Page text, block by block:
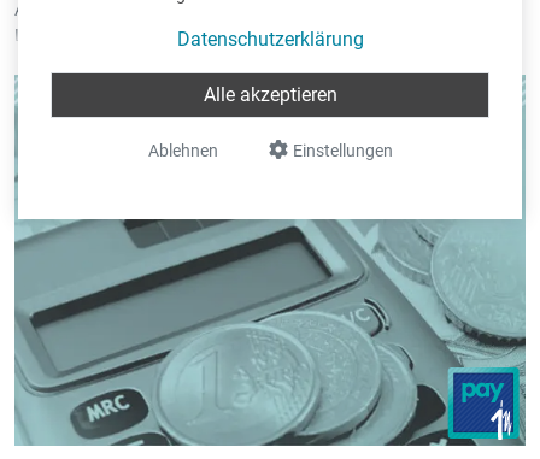
Datenschutzerklärung
Einstellungen
Ablehnen
Alle akzeptieren
Am 12. November 2015 findet ein Praktiker-Seminar zum Thema
Lohnbuchhaltung Luxemburg in der IHK Trier statt. (